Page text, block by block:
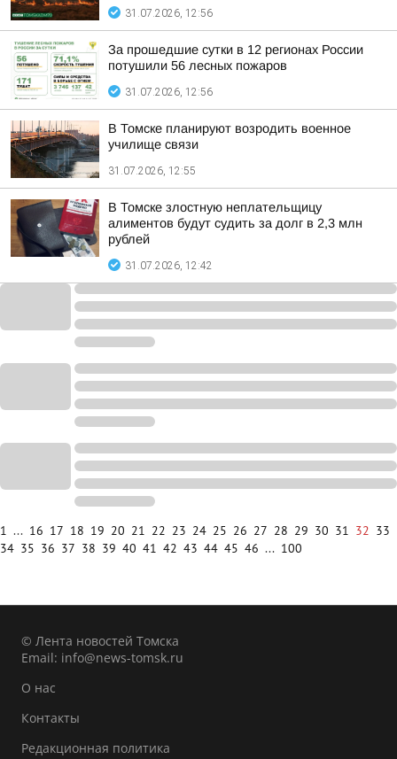
31.07.2026, 12:56
За прошедшие сутки в 12 регионах России
потушили 56 лесных пожаров
31.07.2026, 12:56
В Томске планируют возродить военное
училище связи
31.07.2026, 12:55
В Томске злостную неплательщицу
алиментов будут судить за долг в 2,3 млн
рублей
31.07.2026, 12:42
1 ... 16 17 18 19 20 21 22 23 24 25 26 27 28 29 30 31 32 33
34 35 36 37 38 39 40 41 42 43 44 45 46 ... 100
© Лента новостей Томска
Email: info@news-tomsk.ru
О нас
Контакты
Редакционная политика